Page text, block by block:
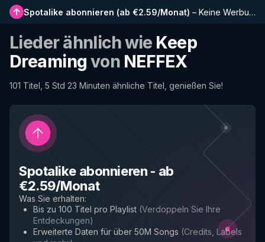
Spotalike abonnieren (ab €2.59/Monat) – Keine Werbung, längere Playlists, vollständiger Verlauf und Frühzugriff auf neue Funktionen
Lieder ähnlich wie Keep
Dreaming von NEFFEX
101 Titel, 5 Std 23 Minuten ähnliche Titel, genießen Sie!
Spotalike abonnieren - ab
€2.59/Monat
Was Sie erhalten:
Bis zu 100 Titel pro Playlist (Verdoppeln Sie Ihre
Entdeckungen)
Erweiterte Daten für über 50M Songs (Credits, Labels